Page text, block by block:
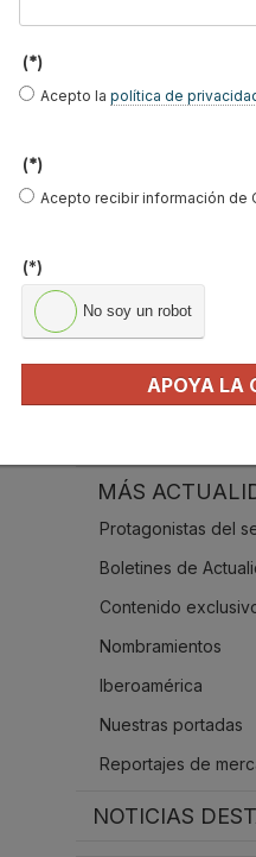
c
.
MÁS
Protagonistas del
Boletines de
Contenido
Nombramientos
Iberoamérica
Nuestras portadas
Reportajes de
NOTICIAS
(*)
Acepto la política de
(*)
Acepto recibir información de
(*)
No soy un robot
APOYA LA